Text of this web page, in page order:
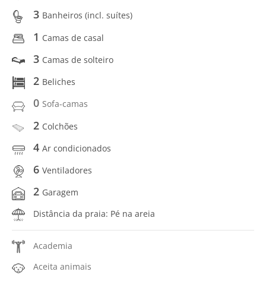
3 Banheiros (incl. suítes)
1 Camas de casal
3 Camas de solteiro
2 Beliches
0 Sofa-camas
2 Colchões
4 Ar condicionados
6 Ventiladores
2 Garagem
Distância da praia: Pé na areia
Academia
Aceita animais